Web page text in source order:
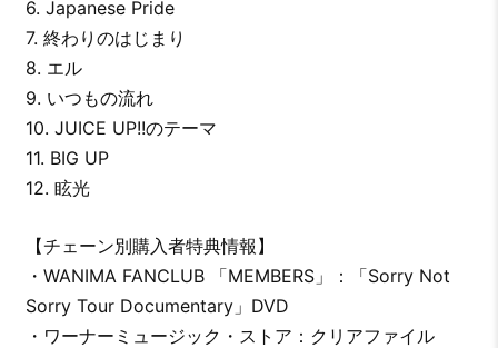
6. Japanese Pride
7. 終わりのはじまり
8. エル
9. いつもの流れ
10. JUICE UP!!のテーマ
11. BIG UP
12. 眩光
【チェーン別購入者特典情報】
・WANIMA FANCLUB 「MEMBERS」：「Sorry Not
Sorry Tour Documentary」DVD
・ワーナーミュージック・ストア：クリアファイル